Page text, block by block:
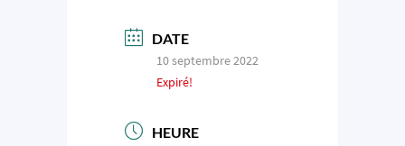
DATE
10 septembre 2022
Expiré!
HEURE